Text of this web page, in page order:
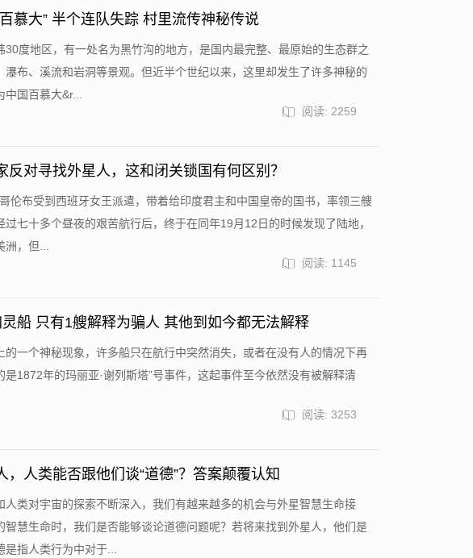
慕大” 半个连队失踪 村里流传神秘传说
30度地区，有一处名为黑竹沟的地方，是国内最完整、最原始的生态群之
瀑布、溪流和岩洞等景观。但近半个世纪以来，这里却发生了许多神秘的
国百慕大&r...
阅读: 2259
反对寻找外星人，这和闭关锁国有何区别？
伦布受到西班牙女王派遣，带着给印度君主和中国皇帝的国书，率领三艘
过七十多个昼夜的艰苦航行后，终于在同年19月12日的时候发现了陆地，
，但...
阅读: 1145
船 只有1艘解释为骗人 其他到如今都无法解释
的一个神秘现象，许多船只在航行中突然消失，或者在没有人的情况下再
是1872年的玛丽亚·谢列斯塔”号事件，这起事件至今依然没有被解释清
阅读: 3253
，人类能否跟他们谈“道德”？答案颠覆认知
人类对宇宙的探索不断深入，我们有越来越多的机会与外星智慧生命接
智慧生命时，我们是否能够谈论道德问题呢？若将来找到外星人，他们是
指人类行为中对于...